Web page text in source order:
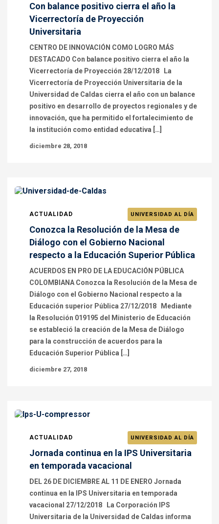
Con balance positivo cierra el año la
Vicerrectoría de Proyección
Universitaria
CENTRO DE INNOVACIÓN COMO LOGRO MÁS
DESTACADO Con balance positivo cierra el año la
Vicerrectoría de Proyección 28/12/2018 La
Vicerrectoría de Proyección Universitaria de la
Universidad de Caldas cierra el año con un balance
positivo en desarrollo de proyectos regionales y de
innovación, que ha permitido el fortalecimiento de
la institución como entidad educativa […]
diciembre 28, 2018
ACTUALIDAD UNIVERSIDAD AL DÍA
Conozca la Resolución de la Mesa de
Diálogo con el Gobierno Nacional
respecto a la Educación Superior Pública
ACUERDOS EN PRO DE LA EDUCACIÓN PÚBLICA
COLOMBIANA Conozca la Resolución de la Mesa de
Diálogo con el Gobierno Nacional respecto a la
Educación superior Pública 27/12/2018 Mediante
la Resolución 019195 del Ministerio de Educación
se estableció la creación de la Mesa de Diálogo
para la construcción de acuerdos para la
Educación Superior Pública […]
diciembre 27, 2018
ACTUALIDAD UNIVERSIDAD AL DÍA
Jornada continua en la IPS Universitaria
en temporada vacacional
DEL 26 DE DICIEMBRE AL 11 DE ENERO Jornada
continua en la IPS Universitaria en temporada
vacacional 27/12/2018 La Corporación IPS
Universitaria de la Universidad de Caldas informa